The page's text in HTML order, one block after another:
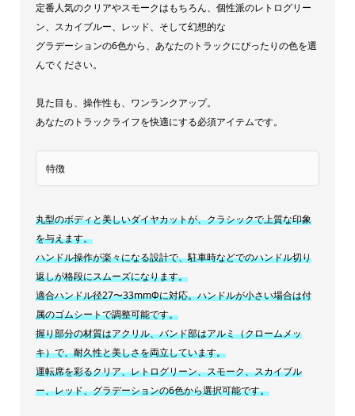
グ
リ
ス
モ
ス
カ
ブ
ル
ー
レ
ッ
ド
グ
定番人気のクリアやスモークはもちろん、個性派のレトログリー
ン、スカイブルー、レッド、そして幻想的な
グラデーションの6色から、あなたのトラックにぴったりの色を選
んでください。
見た目も、操作性も、ワンランクアップ。
あなたのトラックライフを快適にする必須アイテムです。
特徴
丸型のボディと美しいダイヤカットが、クラシックで上質な印象
を与えます。
ハンドル操作が楽々になる設計で、駐車時などでのハンドル切り
返しが格段にスムーズになります。
適合ハンドル径27〜33mmΦに対応。ハンドルが小さい場合は付
属のゴムシートで調整可能です。
握り部分の材質はアクリル、バンド部はアルミ（クロームメッ
キ）で、耐久性と美しさを両立しています。
運転席を彩るクリア、レトログリーン、スモーク、スカイブル
ー、レッド、グラデーションの6色から選択可能です。